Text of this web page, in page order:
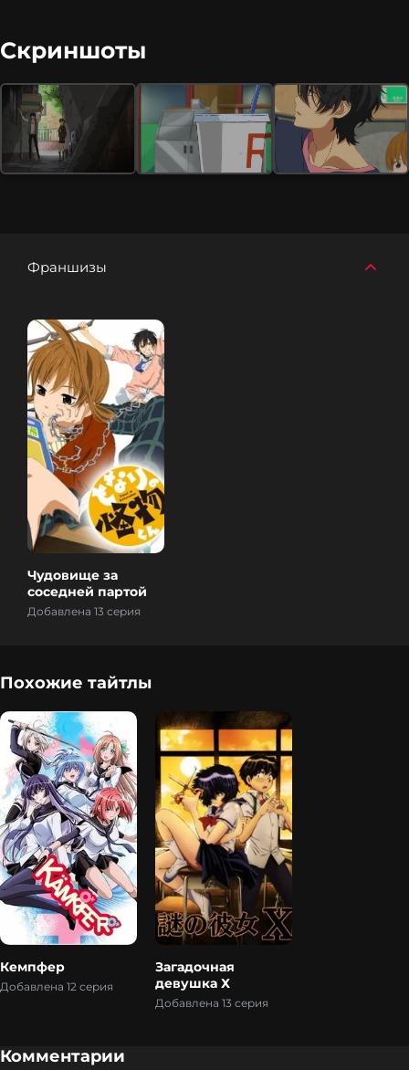
Скриншоты
Франшизы
Чудовище за
соседней партой
Добавлена 13 серия
Похожие тайтлы
Кемпфер
Добавлена 12 серия
Загадочная
девушка Х
Добавлена 13 серия
Комментарии